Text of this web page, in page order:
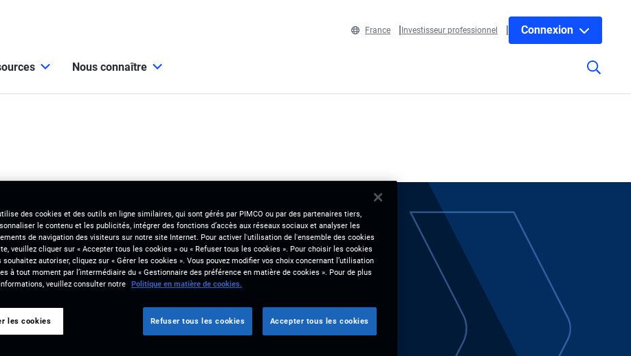
France Investisseur professionnel Connexion
Nous connaître
des cookies et des outils en ligne similaires, qui sont gérés par PIMCO ou par des partenaires tiers,
le contenu et les publicités, intégrer des fonctions d’accès aux réseaux sociaux et analyser les
de navigation des visiteurs sur notre site Internet. Pour activer l'utilisation de l'ensemble des cookies
veuillez cliquer sur « Accepter tous les cookies » ou « Refuser tous les cookies ». Pour choisir les cookies
souhaitez autoriser, cliquez sur « Gérer les cookies ». Vous pouvez modifier vos choix concernant l’utilisation
à tout moment par l’intermédiaire du « Gestionnaire des préférence en matière de cookies ». Pour de plus
veuillez consulter notre Politique en matière de cookies.
les cookies Refuser tous les cookies Accepter tous les cookies